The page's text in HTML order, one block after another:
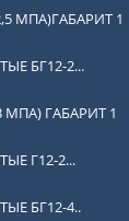
МПА)ГАБАРИТ 1
БГ12-2...
МПА) ГАБАРИТ 1
Г12-2...
БГ12-4..